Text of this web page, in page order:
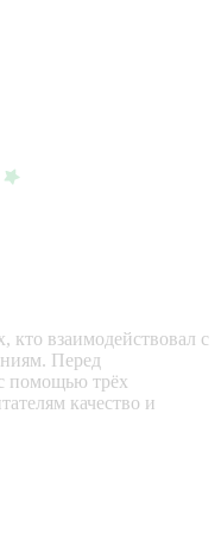
кто взаимодействовал с
Перед
помощью трёх
качество и